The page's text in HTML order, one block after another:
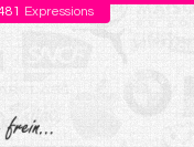
Expressions